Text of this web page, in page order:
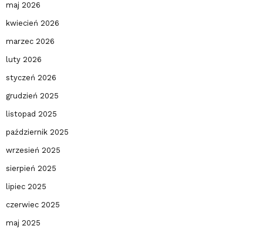
maj 2026
kwiecień 2026
marzec 2026
luty 2026
styczeń 2026
grudzień 2025
listopad 2025
październik 2025
wrzesień 2025
sierpień 2025
lipiec 2025
czerwiec 2025
maj 2025